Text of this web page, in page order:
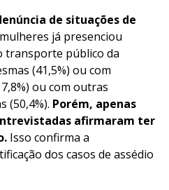
de situações de
já presenciou
transporte público da
(41,5%) ou com
ou com outras
(50,4%). Porém, apenas
afirmaram ter
Isso confirma a
dos casos de assédio